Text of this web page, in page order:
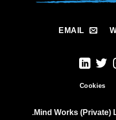
EMAIL
Cookies